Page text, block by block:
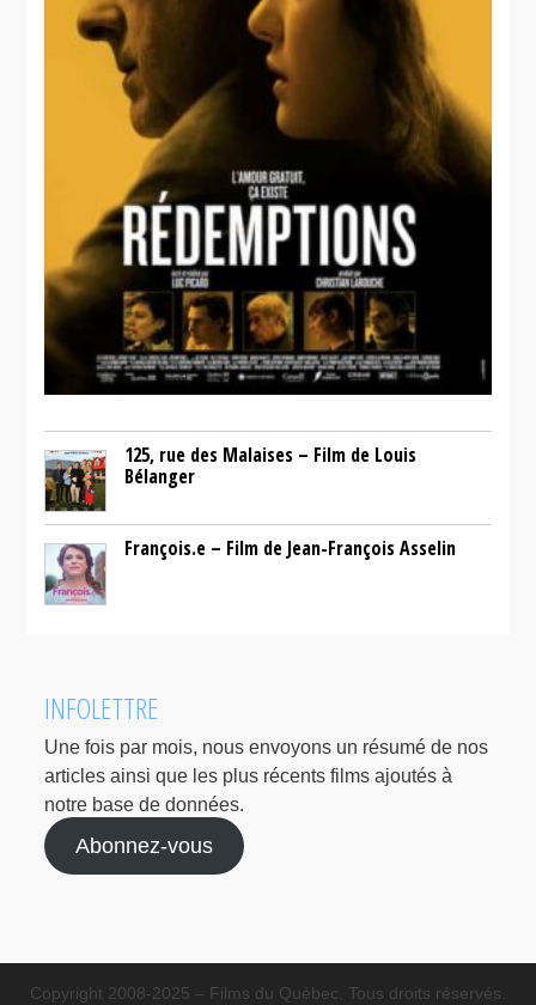
125, rue des Malaises – Film de Louis
Bélanger
François.e – Film de Jean-François Asselin
INFOLETTRE
Une fois par mois, nous envoyons un résumé de nos
articles ainsi que les plus récents films ajoutés à
notre base de données.
Abonnez-vous
Copyright 2008-2025 – Films du Québec. Tous droits réservés.